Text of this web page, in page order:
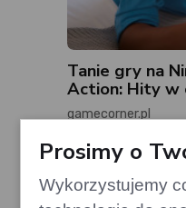
Tanie gry na
Action: Hity w
gamecorner.pl
Prosimy o
Wykorzystujemy